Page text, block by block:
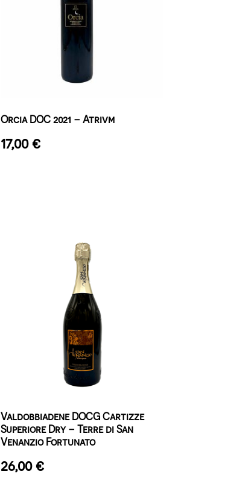
Orcia DOC 2021 – Atrivm
17,00€
Valdobbiadene DOCG Cartizze
Superiore Dry – Terre di San
Venanzio Fortunato
26,00€